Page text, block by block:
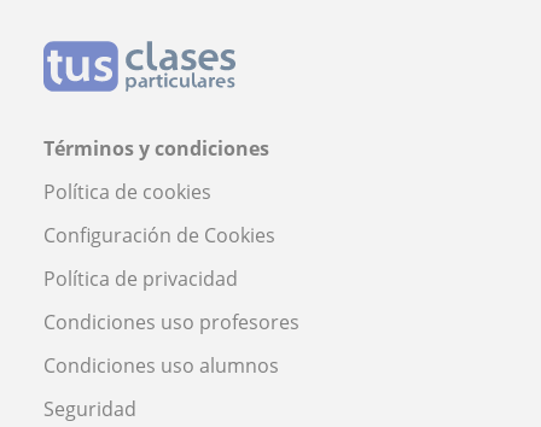
Términos y condiciones
Política de cookies
Configuración de Cookies
Política de privacidad
Condiciones uso profesores
Condiciones uso alumnos
Seguridad